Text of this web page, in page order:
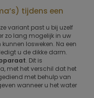
tijdens een
variant past u bij uzelf
zo lang mogelijk in uw
losweken. Na een
u de dikke darm.
. Dit is
met het verschil dat het
met behulp van
wanneer u het water